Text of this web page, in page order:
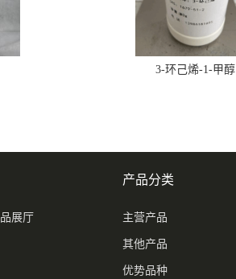
3-环己烯-1-甲醇
展厅
产品分类
主营产品
其他产品
优势品种